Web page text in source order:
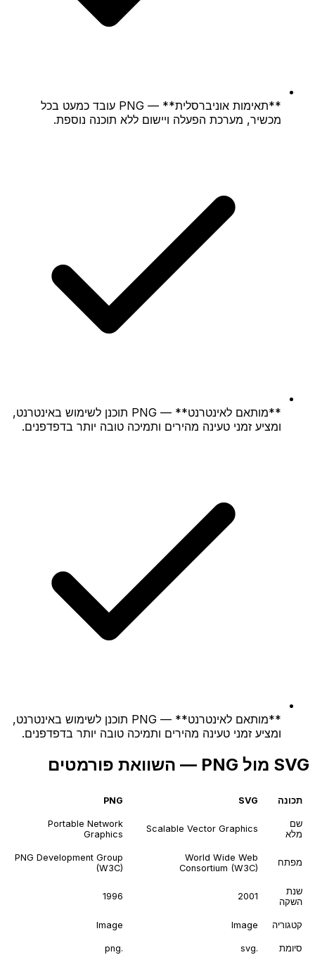
**תאימות אוניברסלית** — PNG עובד כמעט בכל
מכשיר, מערכת הפעלה ויישום ללא תוכנה נוספת.
**מותאם לאינטרנט** — PNG תוכנן לשימוש באינטרנט,
ומציע זמני טעינה מהירים ותמיכה טובה יותר בדפדפנים.
**מותאם לאינטרנט** — PNG תוכנן לשימוש באינטרנט,
ומציע זמני טעינה מהירים ותמיכה טובה יותר בדפדפנים.
SVG מול PNG — השוואת פורמטים
תכונה SVG
PNG
שם
מלא
Scalable Vector Graphics
Portable Network
Graphics
מפתח
World Wide Web
Consortium (W3C)
PNG Development Group
(W3C)
שנת
השקה
2001
1996
קטגוריה Image
Image
סיומת .svg
.png